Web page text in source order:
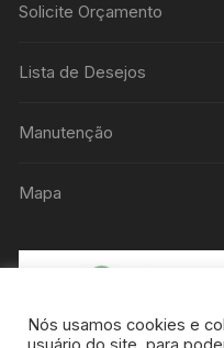
Solicite Orçamento
Lista de Desejos
Manutenção
Mapa
Nós usamos cookies e